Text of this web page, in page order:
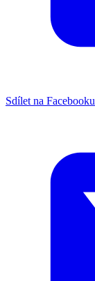
Sdílet na Facebooku